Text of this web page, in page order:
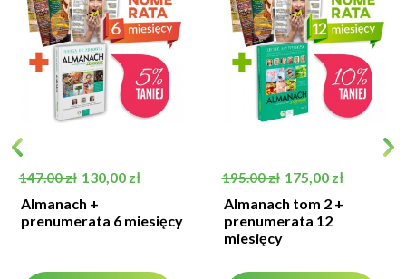
Cena podstawowa
147.00 zł Cena
130,00 zł
Almanach +
prenumerata 6 miesięcy
Cena podstawowa
195.00 zł Cena
175,00 zł
Almanach tom 2 +
prenumerata 12
miesięcy